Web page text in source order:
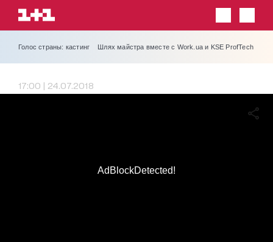
Голос страны: кастинг Шлях майстра вместе с Work.ua и KSE ProfTech
17:00 | 24.07.2018
AdBlockDetected!